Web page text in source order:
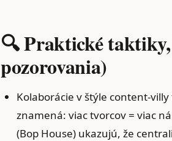
🔍 Praktické
pozorovania)
Kolaborácie v štýle
znamená: viac tvorcov = viac
(Bop House) ukazujú, že